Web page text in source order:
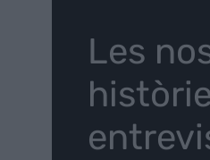
Les